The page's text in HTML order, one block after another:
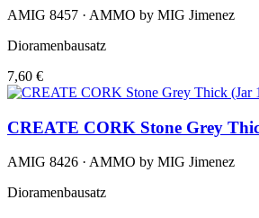
AMIG 8457 · AMMO by MIG Jimenez
Dioramenbausatz
7,60 €
CREATE CORK Stone Grey
AMIG 8426 · AMMO by MIG Jimenez
Dioramenbausatz